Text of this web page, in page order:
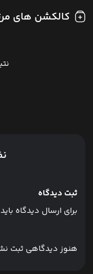
کالکشن های
ثبت دیدگاه
برای ارسال دیدگاه
هنوز دیدگاهی ثبت